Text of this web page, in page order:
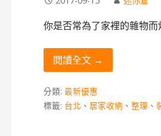
你是否常為了家裡的雜物
閱讀全文 →
分類: 最新優惠
標籤: 台北 、 居家收納 、 整理 、